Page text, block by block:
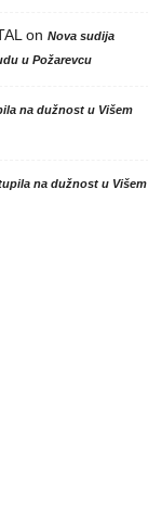
on Nova sudija
u Požarevcu
na dužnost u Višem
na dužnost u Višem